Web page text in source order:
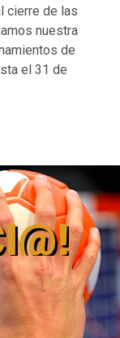
cierre de las
nuestra
de
el 31 de